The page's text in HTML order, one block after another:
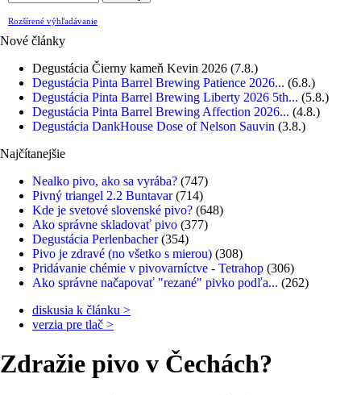
Rozšírené výhľadávanie
Nové články
Degustácia Čierny kameň Kevin 2026 (7.8.)
Degustácia Pinta Barrel Brewing Patience 2026... (6.8.)
Degustácia Pinta Barrel Brewing Liberty 2026 5th... (5.8.)
Degustácia Pinta Barrel Brewing Affection 2026... (4.8.)
Degustácia DankHouse Dose of Nelson Sauvin (3.8.)
Najčítanejšie
Nealko pivo, ako sa vyrába? (747)
Pivný triangel 2.2 Buntavar(714)
Kde je svetové slovenské pivo? (648)
Ako správne skladovať pivo (377)
Degustácia Perlenbacher(354)
Pivo je zdravé (no všetko s mierou) (308)
Pridávanie chémie v pivovarníctve - Tetrahop (306)
Ako správne načapovať "rezané" pivko podľa... (262)
diskusia k článku >
verzia pre tlač >
Zdražie pivo v Čechách?